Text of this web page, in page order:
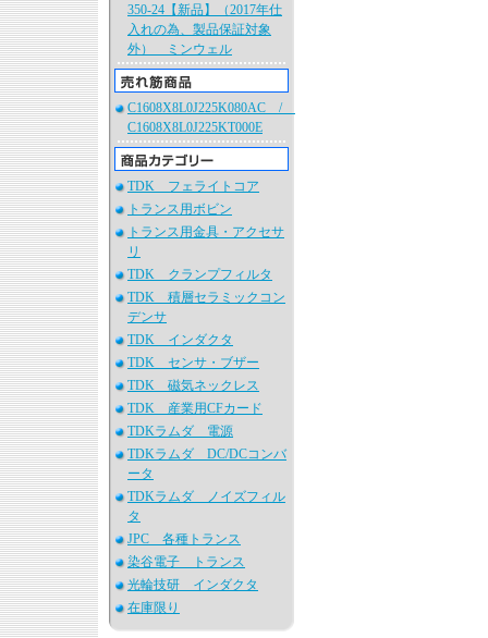
350-24【新品】（2017年仕
入れの為、製品保証対象
外） ミンウェル
C1608X8L0J225K080AC /
C1608X8L0J225KT000E
TDK フェライトコア
トランス用ボビン
トランス用金具・アクセサ
リ
TDK クランプフィルタ
TDK 積層セラミックコン
デンサ
TDK インダクタ
TDK センサ・ブザー
TDK 磁気ネックレス
TDK 産業用CFカード
TDKラムダ 電源
TDKラムダ DC/DCコンバ
ータ
TDKラムダ ノイズフィル
タ
JPC 各種トランス
染谷電子 トランス
光輪技研 インダクタ
在庫限り